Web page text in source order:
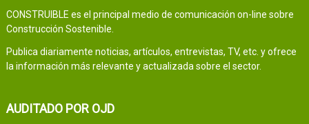
CONSTRUIBLE es el principal medio de comunicación on-line sobre
Construcción Sostenible.
Publica diariamente noticias, artículos, entrevistas, TV, etc. y ofrece
la información más relevante y actualizada sobre el sector.
AUDITADO POR OJD